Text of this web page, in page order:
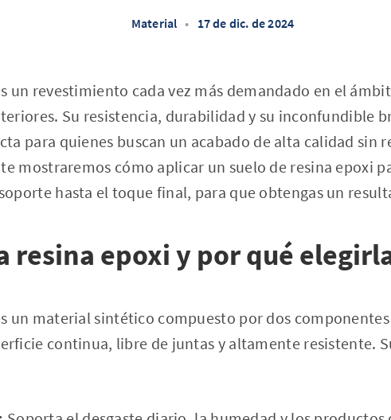
Material • 17 de dic. de 2024
un revestimiento cada vez más demandado en el
Su resistencia, durabilidad y su inconfundible
para quienes buscan un acabado de alta calidad sin
mostraremos cómo aplicar un suelo de resina epoxi
hasta el toque final, para que obtengas un
resina epoxi y por qué
un material sintético compuesto por dos
continua, libre de juntas y altamente resistente.